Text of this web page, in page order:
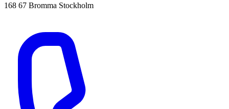
168 67 Bromma Stockholm